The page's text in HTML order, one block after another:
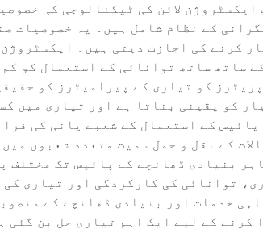
لائن کی ٹیکنالوجی کی
کے نظام شامل ہیں۔ یہ خصوصیات
کرنے کی اجازت دیتی ہیں۔
ساتھ ساتھ توانائی کے استعمال کو
کو تیاری کے پیرامیٹرز کو
کو یقینی بناتا ہے اور تیاری میں
کے استعمال کے شعبے پانی کی
کے نقل و حمل سمیت متعدد شعبوں
بنیادی ڈھانچے کے پائپس تک مختلف
توانائی کی کارکردگی اور تیاری
خدمات اور بنیادی ڈھانچے کے
کرنے کے لیے ایک اہم تیاری حل بن گئی